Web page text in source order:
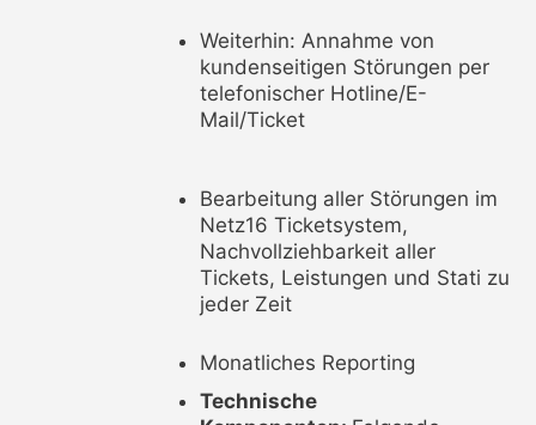
Weiterhin: Annahme von
kundenseitigen Störungen per
telefonischer Hotline/E-
Mail/Ticket
Bearbeitung aller Störungen im
Netz16 Ticketsystem,
Nachvollziehbarkeit aller
Tickets, Leistungen und Stati zu
jeder Zeit
Monatliches Reporting
Technische